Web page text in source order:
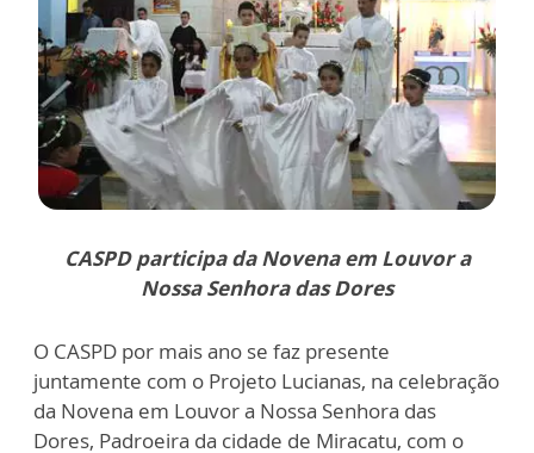
CASPD participa da Novena em Louvor a
Nossa Senhora das Dores
O CASPD por mais ano se faz presente
juntamente com o Projeto Lucianas, na celebração
da Novena em Louvor a Nossa Senhora das
Dores, Padroeira da cidade de Miracatu, com o